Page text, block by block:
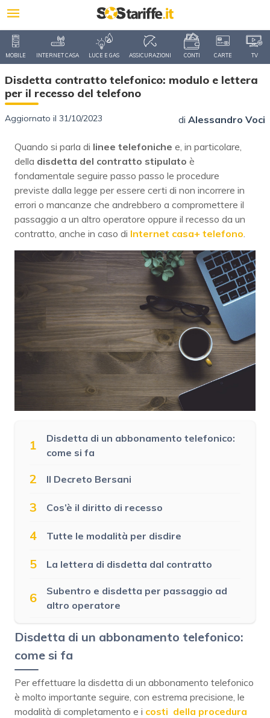
MOBILE INTERNET CASA LUCE E GAS ASSICURAZIONI CONTI CARTE TV
Disdetta contratto telefonico: modulo e lettera
per il recesso del telefono
Aggiornato il 31/10/2023 di Alessandro Voci
Quando si parla di linee telefoniche e, in particolare,
della disdetta del contratto stipulato è
fondamentale seguire passo passo le procedure
previste dalla legge per essere certi di non incorrere in
errori o mancanze che andrebbero a compromettere il
passaggio a un altro operatore oppure il recesso da un
contratto, anche in caso di Internet casa+ telefono.
1
Disdetta di un abbonamento telefonico:
come si fa
2 Il Decreto Bersani
3 Cos’è il diritto di recesso
4 Tutte le modalità per disdire
5 La lettera di disdetta dal contratto
6
Subentro e disdetta per passaggio ad
altro operatore
Disdetta di un abbonamento telefonico:
come si fa
Per effettuare la disdetta di un abbonamento telefonico
è molto importante seguire, con estrema precisione, le
modalità di completamento e i costi della procedura